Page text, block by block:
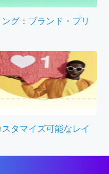
グ：ブランド・プリ
タマイズ可能なレイ